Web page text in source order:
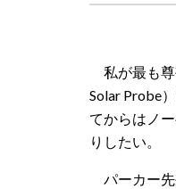
私が最も尊
Solar Probe
てからは ノ
りしたい。
パーカー先